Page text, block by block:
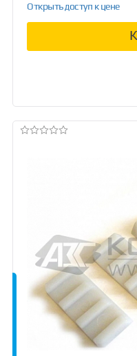
Открыть доступ к цене